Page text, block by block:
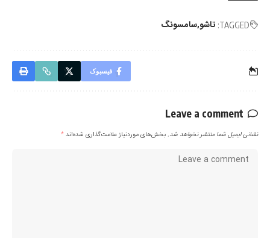
TAGGED: تاشو سامسونگ
فیسبوک
Leave a comment
نشانی ایمیل شما منتشر نخواهد شد. بخش‌های موردنیاز علامت‌گذاری شده‌اند*